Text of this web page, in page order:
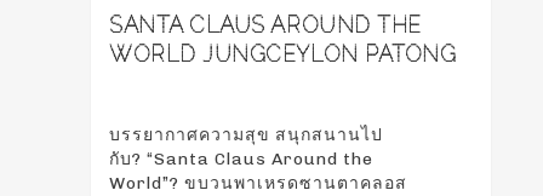
SANTA CLAUS AROUND THE
WORLD JUNGCEYLON PATONG
บรรยากาศความสุข สนุกสนานไป
กับ? “Santa Claus Around the
World”? ขบวนพาเหรดซานตาคลอส